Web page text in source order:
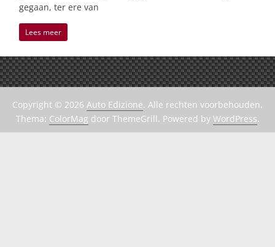
gegaan, ter ere van
Lees meer
Copyright © 2026 Auto Edizione. Alle rechten voorbehouden.
Thema: ColorMag door ThemeGrill. Powered by WordPress.